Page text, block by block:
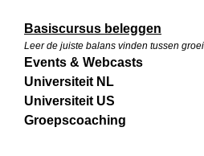
Basiscursus beleggen
Leer de juiste balans vinden tussen
Events & Webcasts
Universiteit NL
Universiteit US
Groepscoaching